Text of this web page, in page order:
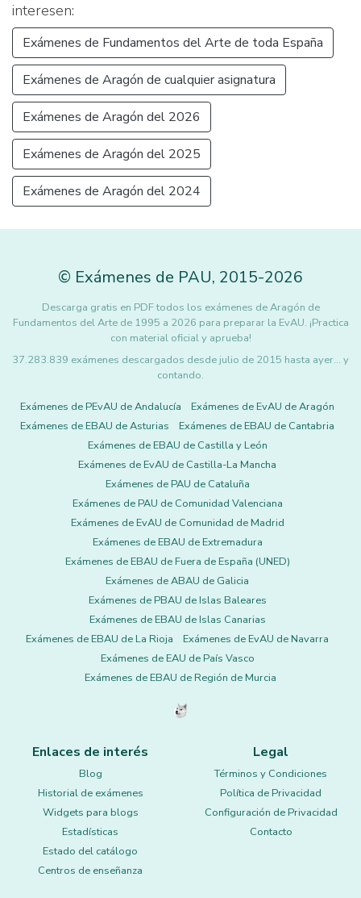
interesen:
Exámenes de Fundamentos del Arte de toda España
Exámenes de Aragón de cualquier asignatura
Exámenes de Aragón del 2026
Exámenes de Aragón del 2025
Exámenes de Aragón del 2024
© Exámenes de PAU, 2015-2026
Descarga gratis en PDF todos los exámenes de Aragón de
Fundamentos del Arte de 1995 a 2026 para preparar la EvAU. ¡Practica
con material oficial y aprueba!
37.283.839 exámenes descargados desde julio de 2015 hasta ayer... y
contando.
Exámenes de PEvAU de Andalucía
Exámenes de EvAU de Aragón
Exámenes de EBAU de Asturias
Exámenes de EBAU de Cantabria
Exámenes de EBAU de Castilla y León
Exámenes de EvAU de Castilla-La Mancha
Exámenes de PAU de Cataluña
Exámenes de PAU de Comunidad Valenciana
Exámenes de EvAU de Comunidad de Madrid
Exámenes de EBAU de Extremadura
Exámenes de EBAU de Fuera de España (UNED)
Exámenes de ABAU de Galicia
Exámenes de PBAU de Islas Baleares
Exámenes de EBAU de Islas Canarias
Exámenes de EBAU de La Rioja
Exámenes de EvAU de Navarra
Exámenes de EAU de País Vasco
Exámenes de EBAU de Región de Murcia
Enlaces de interés
Blog
Historial de exámenes
Widgets para blogs
Estadísticas
Estado del catálogo
Centros de enseñanza
Legal
Términos y Condiciones
Política de Privacidad
Configuración de Privacidad
Contacto